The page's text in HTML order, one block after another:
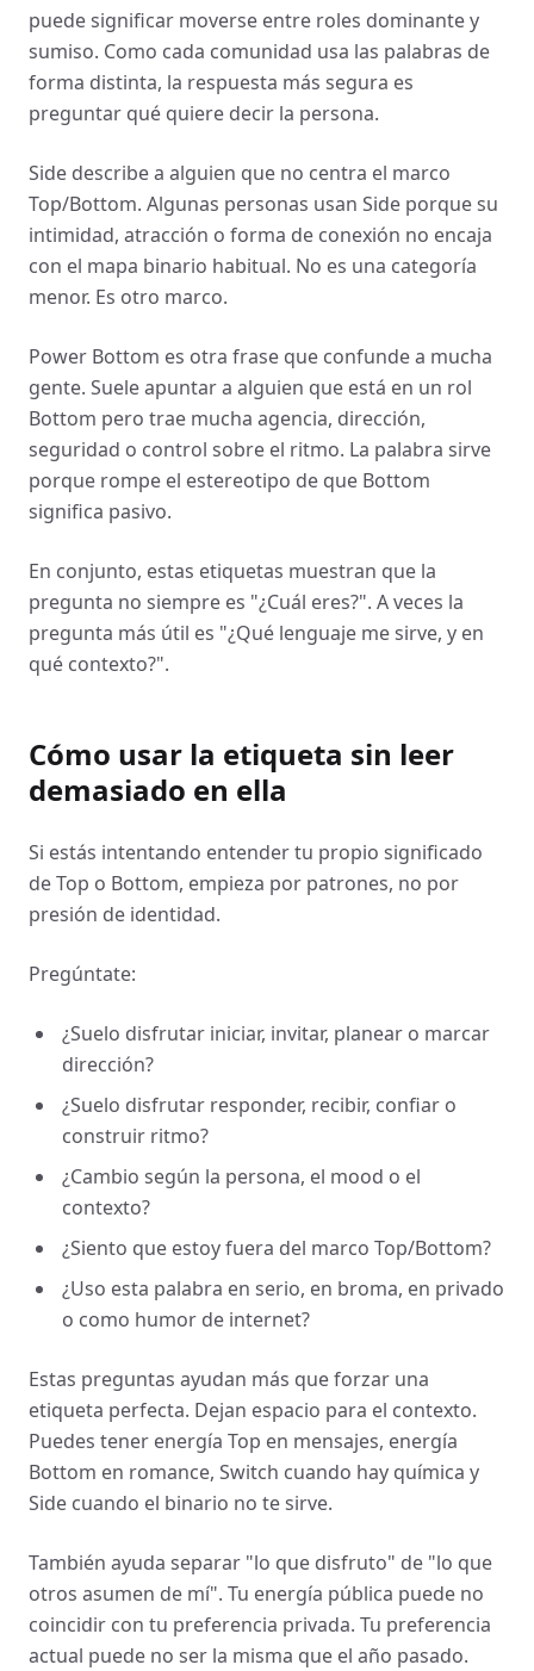
puede significar moverse entre roles dominante y
sumiso. Como cada comunidad usa las palabras de
forma distinta, la respuesta más segura es
preguntar qué quiere decir la persona.
Side describe a alguien que no centra el marco
Top/Bottom. Algunas personas usan Side porque su
intimidad, atracción o forma de conexión no encaja
con el mapa binario habitual. No es una categoría
menor. Es otro marco.
Power Bottom es otra frase que confunde a mucha
gente. Suele apuntar a alguien que está en un rol
Bottom pero trae mucha agencia, dirección,
seguridad o control sobre el ritmo. La palabra sirve
porque rompe el estereotipo de que Bottom
significa pasivo.
En conjunto, estas etiquetas muestran que la
pregunta no siempre es "¿Cuál eres?". A veces la
pregunta más útil es "¿Qué lenguaje me sirve, y en
qué contexto?".
Cómo usar la etiqueta sin leer
demasiado en ella
Si estás intentando entender tu propio significado
de Top o Bottom, empieza por patrones, no por
presión de identidad.
Pregúntate:
¿Suelo disfrutar iniciar, invitar, planear o marcar
dirección?
¿Suelo disfrutar responder, recibir, confiar o
construir ritmo?
¿Cambio según la persona, el mood o el
contexto?
¿Siento que estoy fuera del marco Top/Bottom?
¿Uso esta palabra en serio, en broma, en privado
o como humor de internet?
Estas preguntas ayudan más que forzar una
etiqueta perfecta. Dejan espacio para el contexto.
Puedes tener energía Top en mensajes, energía
Bottom en romance, Switch cuando hay química y
Side cuando el binario no te sirve.
También ayuda separar "lo que disfruto" de "lo que
otros asumen de mí". Tu energía pública puede no
coincidir con tu preferencia privada. Tu preferencia
actual puede no ser la misma que el año pasado.